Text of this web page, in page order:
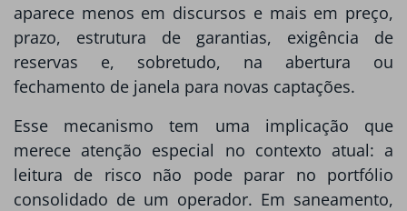
aparece menos em discursos e mais em preço,
prazo, estrutura de garantias, exigência de
reservas e, sobretudo, na abertura ou
fechamento de janela para novas captações.
Esse mecanismo tem uma implicação que
merece atenção especial no contexto atual: a
leitura de risco não pode parar no portfólio
consolidado de um operador. Em saneamento,